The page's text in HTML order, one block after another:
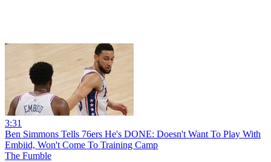
3:31
Ben Simmons Tells 76ers He's DONE: Doesn't Want To Play With
Embiid, Won't Come To Training Camp
The Fumble